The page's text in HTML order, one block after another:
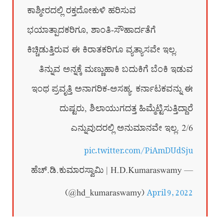
ಕಾಶ್ಮೀರದಲ್ಲಿ ರಕ್ತದೋಕುಳಿ ಹರಿಸುವ
ಭಯಾತ್ಪಾದಕರಿಗೂ, ಶಾಂತಿ-ಸೌಹಾರ್ದತೆಗೆ
ಕಿಚ್ಚಿಡುತ್ತಿರುವ ಈ ಕಿರಾತಕರಿಗೂ ವ್ಯತ್ಯಾಸವೇ ಇಲ್ಲ.
ತಿನ್ನುವ ಅನ್ನಕ್ಕೆ ಮಣ್ಣುಹಾಕಿ ಬದುಕಿಗೆ ಬೆಂಕಿ ಇಡುವ
ಇಂಥ ಪ್ರವೃತ್ತಿ ಅನಾಗರಿಕ-ಅಸಹ್ಯ. ಕರ್ನಾಟಕವನ್ನು ಈ
ದುಷ್ಟರು, ಶಿಲಾಯುಗದತ್ತ ಹಿಮ್ಮೆಟ್ಟಿಸುತ್ತಿದ್ದಾರೆ
ಎನ್ನುವುದರಲ್ಲಿ ಅನುಮಾನವೇ ಇಲ್ಲ. 2/6
pic.twitter.com/PiAmDUdSju
— ಹೆಚ್.ಡಿ.ಕುಮಾರಸ್ವಾಮಿ | H.D.Kumaraswamy
(@hd_kumaraswamy) April 9, 2022